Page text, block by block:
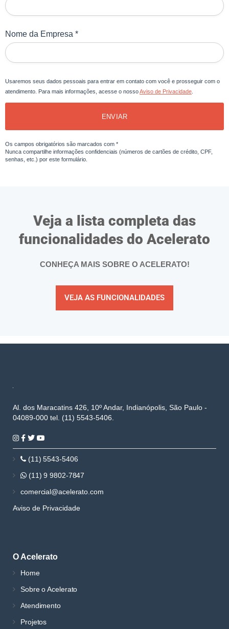
Nome da Empresa *
Usaremos seus dados pessoais para entrar em contato com você e prosseguir com o
atendimento. Para mais informações, acesse o nossoAviso de Privacidade
ENVIAR
Os campos obrigatórios são marcados com *
Nunca compartilhe informações confidenciais (números de cartões de crédito, CPF,
senhas, etc.) por este formulário.
Veja a lista completa das
funcionalidades do Acelerato
CONHEÇA MAIS SOBRE O ACELERATO!
VEJA AS FUNCIONALIDADES
Al. dos Maracatins 426, 10º Andar, Indianópolis, São Paulo -
04089-000 tel. (11) 5543-5406.
(11) 5543-5406
(11) 9 9802-7847
comercial@acelerato.com
Aviso de Privacidade
O Acelerato
Home
Sobre o Acelerato
Atendimento
Projetos